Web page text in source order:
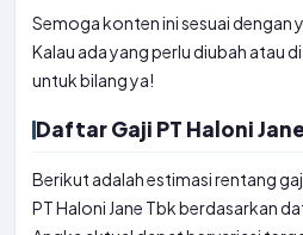
Semoga konten ini sesuai dengan
Kalau ada yang perlu diubah atau
untuk bilang ya!
Daftar Gaji PT Haloni
Berikut adalah estimasi rentang
PT Haloni Jane Tbk berdasarkan